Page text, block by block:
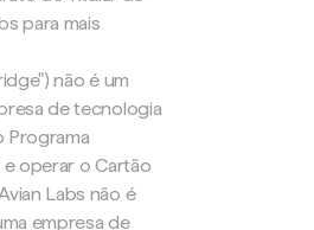
para mais
não é um
de tecnologia
Programa
operar o Cartão
Labs não é
empresa de